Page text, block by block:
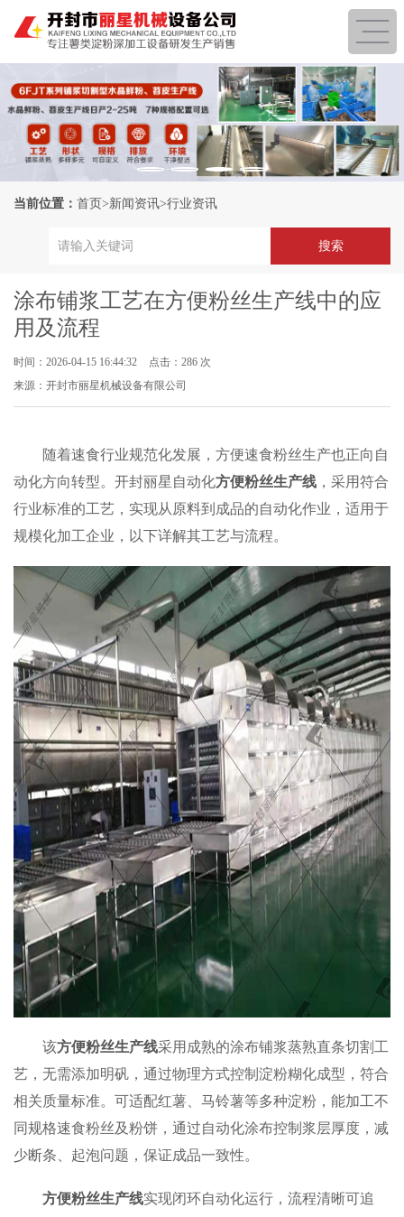
当前位置： 首页>新闻资讯>行业资讯
涂布铺浆工艺在方便粉丝生产线中的应
用及流程
时间：2026-04-15 16:44:32
点击：286 次
来源：开封市丽星机械设备有限公司
随着速食行业规范化发展，方便速食粉丝生产也正向自
动化方向转型。开封丽星自动化方便粉丝生产线 ，采用符合
行业标准的工艺，实现从原料到成品的自动化作业，适用于
规模化加工企业，以下详解其工艺与流程。
该方便粉丝生产线采用成熟的涂布铺浆蒸熟直条切割工
艺，无需添加明矾，通过物理方式控制淀粉糊化成型，符合
相关质量标准。可适配红薯、马铃薯等多种淀粉，能加工不
同规格速食粉丝及粉饼，通过自动化涂布控制浆层厚度，减
少断条、起泡问题，保证成品一致性。
方便粉丝生产线实现闭环自动化运行，流程清晰可追